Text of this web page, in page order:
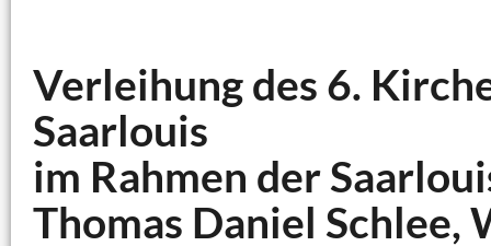
Verleihung des 6.
Saarlouis
im Rahmen der
Thomas Daniel Schlee,